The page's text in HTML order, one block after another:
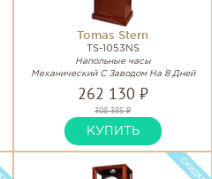
Tomas Stern
TS-1053NS
Напольные часы
Механический С Заводом На 8 Дней
262 130 ₽
308 385 ₽
КУПИТЬ